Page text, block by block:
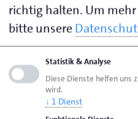
Seite drucken
aktualisiert am 28. März 2025
richtig halten. Um mehr
bitte unsere
Statistik & Analyse
Diese Dienste helfen uns
wird.
↓ 1 Dienst